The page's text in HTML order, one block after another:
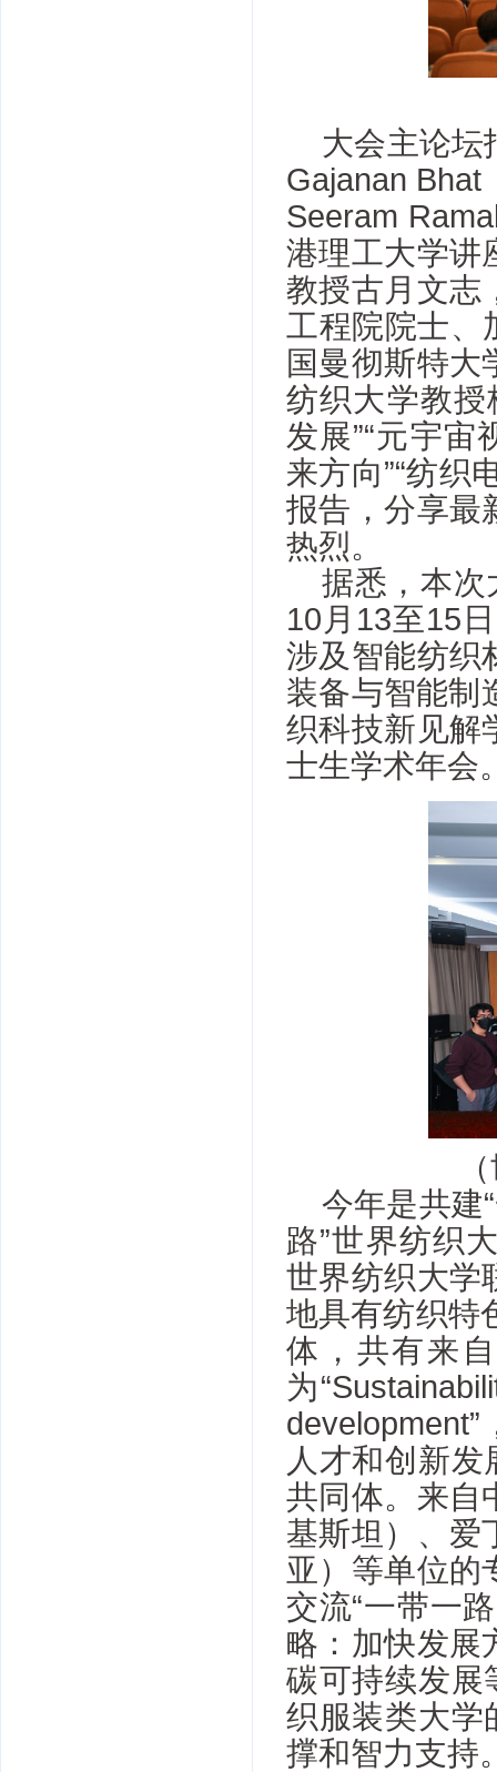
大会主论坛
Gajanan Bhat
Seeram
港理工大学讲
教授古月文志
工程院院士、
国曼彻斯特大
纺织大学教授
发展”“元宇宙
来方向”“纺织
报告，分享最
热烈。
据悉，本次
10月13至15
涉及智能纺织
装备与智能制
织科技新见解
士生学术年会
今年是共建
路”世界纺织
世界纺织大学
地具有纺织特
体，共有来
为
人才和创新发
共同体。来自
基斯坦）、爱
亚）等单位的
交流“一带一
略：加快发展
碳可持续发展
织服装类大学
撑和智力支持